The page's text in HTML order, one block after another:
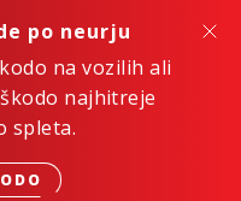
po neurju
na vozilih ali
najhitreje
spleta.